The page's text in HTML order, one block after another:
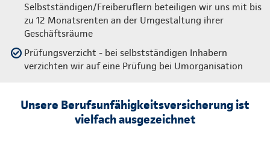
Selbstständigen/Freiberuflern beteiligen wir uns mit bis
zu 12 Monatsrenten an der Umgestaltung ihrer
Geschäftsräume
Prüfungsverzicht - bei selbstständigen Inhabern
verzichten wir auf eine Prüfung bei Umorganisation
Unsere Berufsunfähigkeitsversicherung ist
vielfach ausgezeichnet